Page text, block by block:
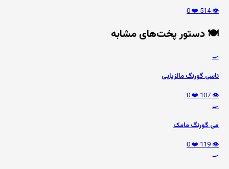
👁️ 514
❤️ 0
🍽️ دستور پخت‌های مشابه
🍳
ناسی گورنگ مالزیایی
👁️ 107
❤️ 0
🍳
می گورنگ مامک
👁️ 119
❤️ 0
🍳